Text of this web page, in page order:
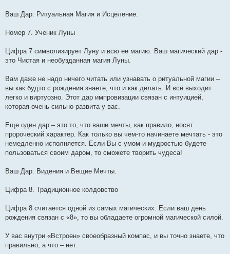
Ваш Дар: Ритуальная Магия и Исцеление.
Номер 7. Ученик Луны
Цифра 7 символизирует Луну и всю ее магию. Ваш магический дар -
это Чистая и необузданная магия Луны.
Вам даже не надо ничего читать или узнавать о ритуальной магии –
вы как будто с рождения знаете, что и как делать. И всё выходит
легко и виртуозно. Этот дар импровизации связан с интуицией,
которая очень сильно развита у вас.
Еще один дар – это то, что ваши мечты, как правило, носят
пророческий характер. Как только вы чем-то начинаете мечтать - это
немедленно исполняется. Если Вы с умом и мудростью будете
пользоваться своим даром, то сможете творить чудеса!
Ваш Дар: Видения и Beщие Мечты.
Цифра 8. Традиционное колдовство
Цифра 8 считается одной из самых магических. Если ваш день
рождения связан с «8», то вы обладаете огромной магической силой.
У вас внутри «Встроен» своеобразный компас, и вы точно знаете, что
правильно, а что – нет.